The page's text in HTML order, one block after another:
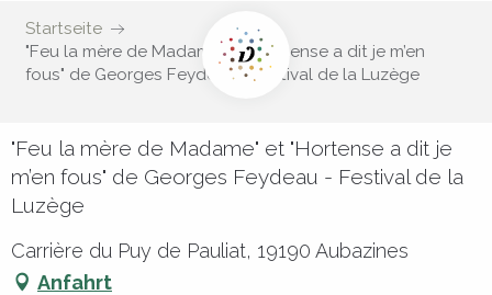
Startseite
"Feu la mère de Madame" et "Hortense a dit je m’en
fous" de Georges Feydeau - Festival de la Luzège
"Feu la mère de Madame" et "Hortense a dit je
m’en fous" de Georges Feydeau - Festival de la
Luzège
Carrière du Puy de Pauliat, 19190 Aubazines
Anfahrt